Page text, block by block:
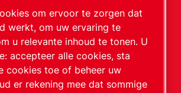
u in ons privacybeleid.
gelezen en geaccepteerd
om communicatie van Leybold te
om ervoor te zorgen dat
werkt, om uw ervaring te
u relevante inhoud te tonen. U
accepteer alle cookies, sta
cookies toe of beheer uw
er rekening mee dat sommige